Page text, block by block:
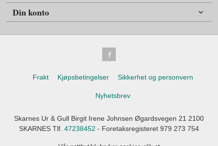
Din konto
Frakt Kjøpsbetingelser Sikkerhet og personvern
Nyhetsbrev
Skarnes Ur & Gull Birgit Irene Johnsen Øgardsvegen 21 2100
SKARNES Tlf. 47238452 - Foretaksregisteret 979 273 754